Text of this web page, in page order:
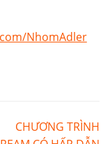
NhomAdler
CHƯƠNG TRÌNH